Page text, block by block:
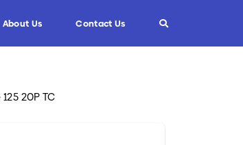
About Us Contact Us
20P TC